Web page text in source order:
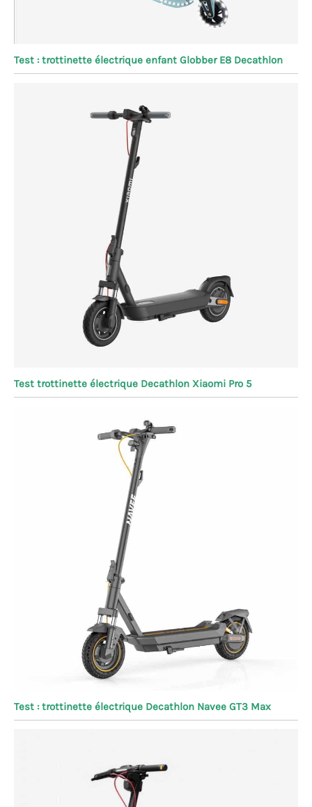
Test : trottinette électrique enfant Globber E8 Decathlon
Test trottinette électrique Decathlon Xiaomi Pro 5
Test : trottinette électrique Decathlon Navee GT3 Max